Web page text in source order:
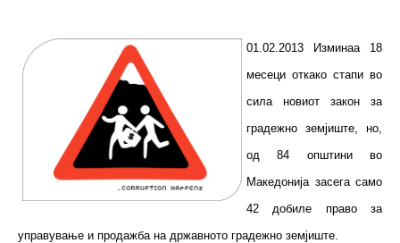
01.02.2013 Изминаа 18
месеци откако стапи во
сила новиот закон за
градежно земјиште, но,
од 84 општини во
Македонија засега само
42 добиле право за
управување и продажба на државното градежно земјиште.